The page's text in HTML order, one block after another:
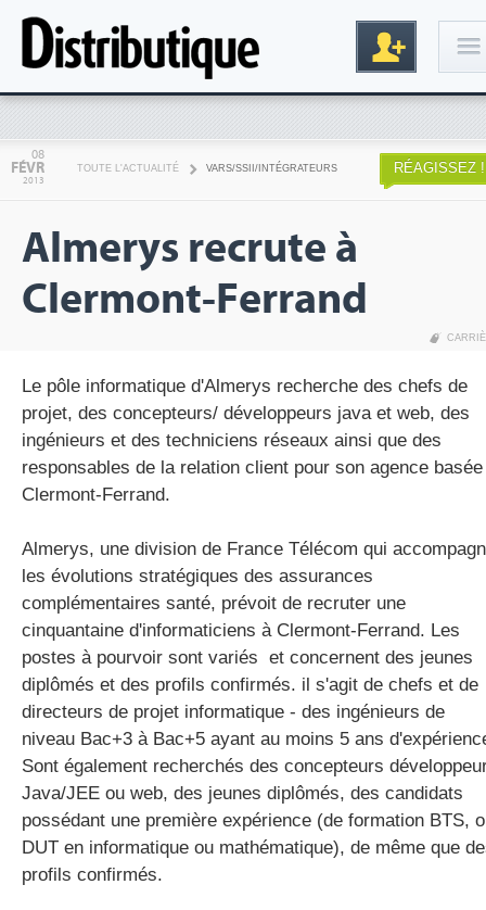
08
FÉVR
2013
TOUTE L'ACTUALITÉ VARS/SSII/INTÉGRATEURS RÉAGISSEZ !
Almerys recrute à
Clermont-Ferrand
Le pôle informatique d'Almerys recherche des chefs de
projet, des concepteurs/ développeurs java et web, des
ingénieurs et des techniciens réseaux ainsi que des
responsables de la relation client pour son agence
Clermont-Ferrand.
Almerys, une division de France Télécom qui
les évolutions stratégiques des assurances
complémentaires santé, prévoit de recruter une
cinquantaine d'informaticiens à Clermont-Ferrand. Les
postes à pourvoir sont variés et concernent des jeunes
diplômés et des profils confirmés. il s'agit de chefs et de
directeurs de projet informatique - des ingénieurs de
niveau Bac+3 à Bac+5 ayant au moins 5 ans
Sont également recherchés des concepteurs
Java/JEE ou web, des jeunes diplômés, des candidats
possédant une première expérience (de formation BTS,
DUT en informatique ou mathématique), de même que
profils confirmés.